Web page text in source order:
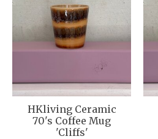
HKliving Ceramic
70's Coffee Mug
'Cliffs'